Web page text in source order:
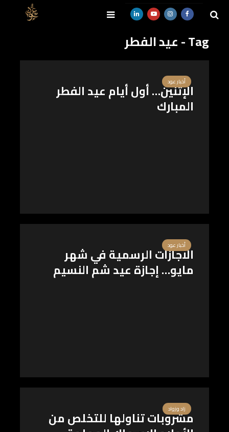
Tag - عيد الفطر
أخبار عود
الإثنين… أول أيام عيد الفطر
المبارك
أخبار عود
الاجازات الرسمية في شهر
مايو… إجازة عيد شم النسيم
زاد وزواد
مشروبات تناولها للتخلص من